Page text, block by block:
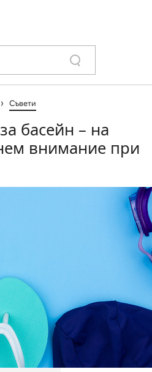
› Съвети
басейн – на
внимание при
Деца